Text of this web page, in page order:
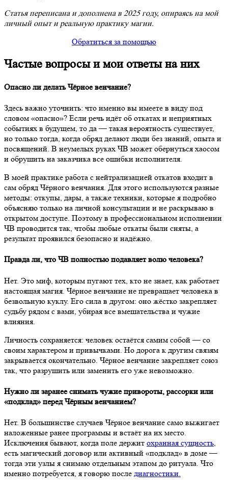
Статья переписана и дополнена в 2025 году, опираясь на мой
личный опыт и реальную практику магии.
Обратиться за помощью
Частые вопросы и мои ответы на них
Опасно ли делать Чёрное венчание?
Здесь важно уточнить: что именно вы имеете в виду под
словом «опасно»? Если речь идёт об откатах и неприятных
событиях в будущем, то да — такая вероятность существует,
но только тогда, когда обряд делают люди без знаний, опыта и
посвящений. В неумелых руках ЧВ может обернуться хаосом
и обрушить на заказчика все ошибки исполнителя.
В моей практике работа с нейтрализацией откатов входит в
сам обряд Чёрного венчания. Для этого используются разные
методы: откупы, дары, а также техники, которые я подробно
объясняю только на личной консультации и не раскрываю в
открытом доступе. Поэтому в профессиональном исполнении
ЧВ проводится так, чтобы любые откаты были сняты, а
результат проявился безопасно и надёжно.
Правда ли, что ЧВ полностью подавляет волю человека?
Нет. Это миф, которым пугают тех, кто не знает, как работает
настоящая магия. Чёрное венчание не превращает человека в
безвольную куклу. Его сила в другом: оно жёстко закрепляет
судьбу рядом с вами, убирая все вмешательства и чужие
влияния.
Личность сохраняется: человек остаётся самим собой — со
своим характером и привычками. Но дорога к другим связям
закрывается окончательно. Чёрное венчание закрепляет союз
так, что разрушить или заменить его уже невозможно.
Нужно ли заранее снимать чужие привороты, рассорки или
«подклад» перед Чёрным венчанием?
Нет. В большинстве случаев Чёрное венчание само выжигает
наложенные ранее программы и встаёт на их место.
Исключения бывают, когда поле держит охранная сущность,
есть магический договор или активный «подклад» в доме —
тогда эти узлы я снимаю отдельным этапом до ритуала. Что
именно потребуется, я говорю после диагностики.